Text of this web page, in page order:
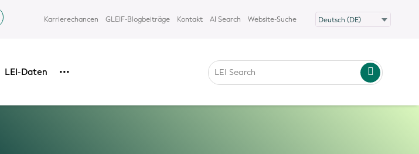
Karrierechancen GLEIF-Blogbeiträge Kontakt AI Search Website-Suche
LEI-Daten •••